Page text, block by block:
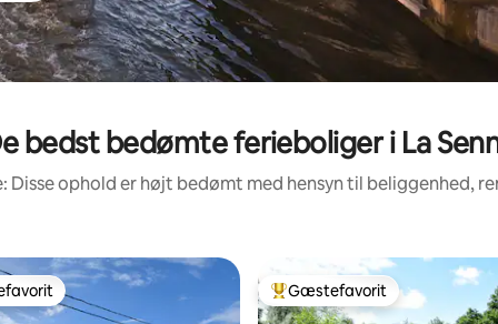
bedst bedømte ferieboliger i La
Disse ophold er højt bedømt med hensyn til beliggenhed,
Bedste gæstefavorit
Gæstefavorit